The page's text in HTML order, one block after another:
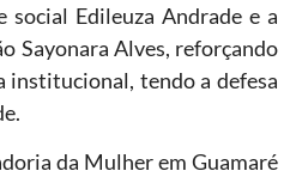
social Edileuza Andrade e a
Sayonara Alves, reforçando
institucional, tendo a defesa
da Mulher em Guamaré